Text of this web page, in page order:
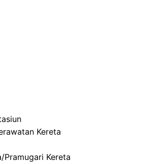
Kereta
Pramugari Kereta